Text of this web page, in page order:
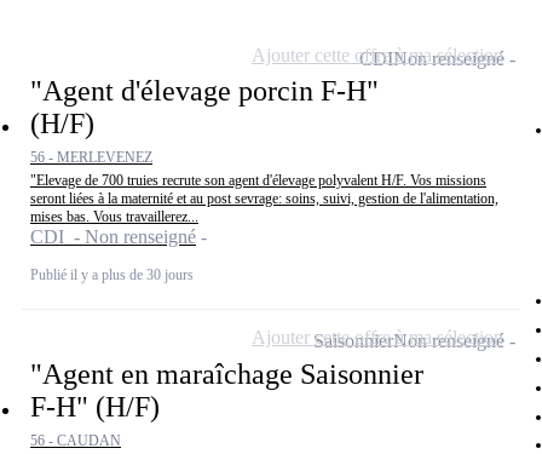
"Agent d'élevage porcin F-H"
(H/F)
56 - MERLEVENEZ
"Elevage de 700 truies recrute son agent d'élevage polyvalent H/F. Vos missions
seront liées à la maternité et au post sevrage: soins, suivi, gestion de l'alimentation,
mises bas. Vous travaillerez...
CDI - Non renseigné
Publié il y a plus de 30 jours
CDINon renseigné
Ajouter cette offre à ma sélection
"Agent en maraîchage Saisonnier
F-H" (H/F)
56 - CAUDAN
SaisonnierNon renseigné
Ajouter cette offre à ma sélection